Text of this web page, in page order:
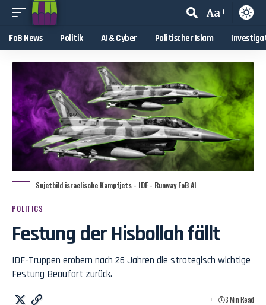
Aa
FoB News Politik AI & Cyber Politischer Islam
Sujetbild israelische Kampfjets - IDF - Runway FoB AI
POLITICS
Festung der Hisbollah fällt
IDF-Truppen erobern nach 26 Jahren die strategisch wichtige
Festung Beaufort zurück.
3 Min Read